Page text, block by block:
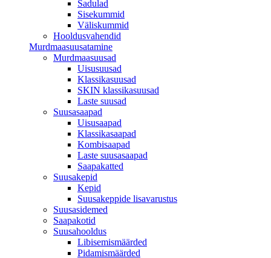
Sadulad
Sisekummid
Väliskummid
Hooldusvahendid
Murdmaasuusatamine
Murdmaasuusad
Uisusuusad
Klassikasuusad
SKIN klassikasuusad
Laste suusad
Suusasaapad
Uisusaapad
Klassikasaapad
Kombisaapad
Laste suusasaapad
Saapakatted
Suusakepid
Kepid
Suusakeppide lisavarustus
Suusasidemed
Saapakotid
Suusahooldus
Libisemismäärded
Pidamismäärded